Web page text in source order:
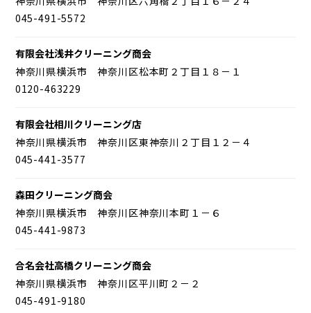
045-491-5572
有限会社浅井クリーニング商会
神奈川県横浜市 神奈川区松本町２丁目１８－１
0120-463229
有限会社相川クリーニング店
神奈川県横浜市 神奈川区東神奈川２丁目１２－４
045-441-3577
森田クリーニング商会
神奈川県横浜市 神奈川区神奈川本町１－６
045-441-9873
合名会社高橋クリーニング商会
神奈川県横浜市 神奈川区平川町２－２
045-491-9180